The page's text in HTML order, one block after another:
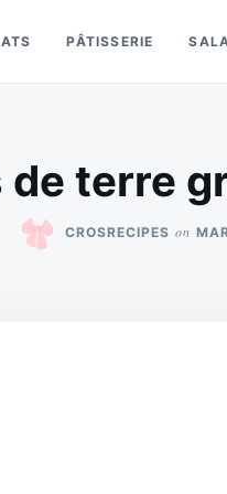
PÂTISSERIE
de terre
CROSRECIPES on